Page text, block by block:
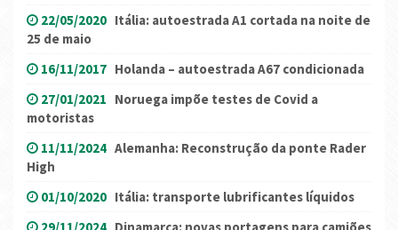
22/05/2020 Itália: autoestrada A1 cortada na noite de
25 de maio
16/11/2017 Holanda – autoestrada A67 condicionada
27/01/2021 Noruega impõe testes de Covid a
motoristas
11/11/2024 Alemanha: Reconstrução da ponte Rader
High
01/10/2020 Itália: transporte lubrificantes líquidos